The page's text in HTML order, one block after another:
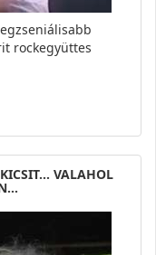
rockegyüttes
VALAHOL